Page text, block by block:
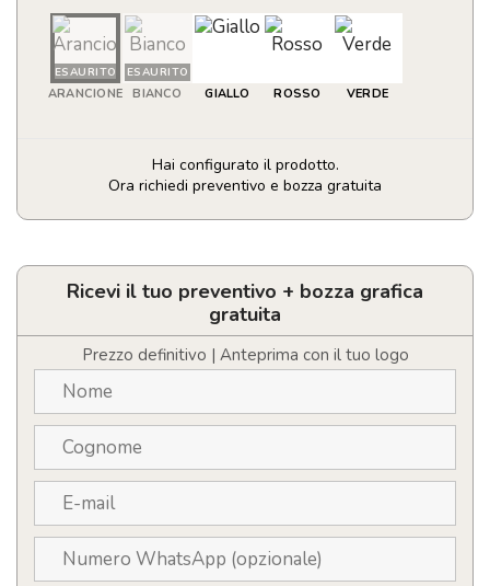
ESAURITO
ARANCIONE
ESAURITO
BIANCO GIALLO ROSSO VERDE
Hai configurato il prodotto.
Ora richiedi preventivo e bozza gratuita
Penna
sfera
meccanismo
rotazione
quantità
Ricevi il tuo preventivo + bozza grafica
gratuita
Prezzo definitivo | Anteprima con il tuo logo